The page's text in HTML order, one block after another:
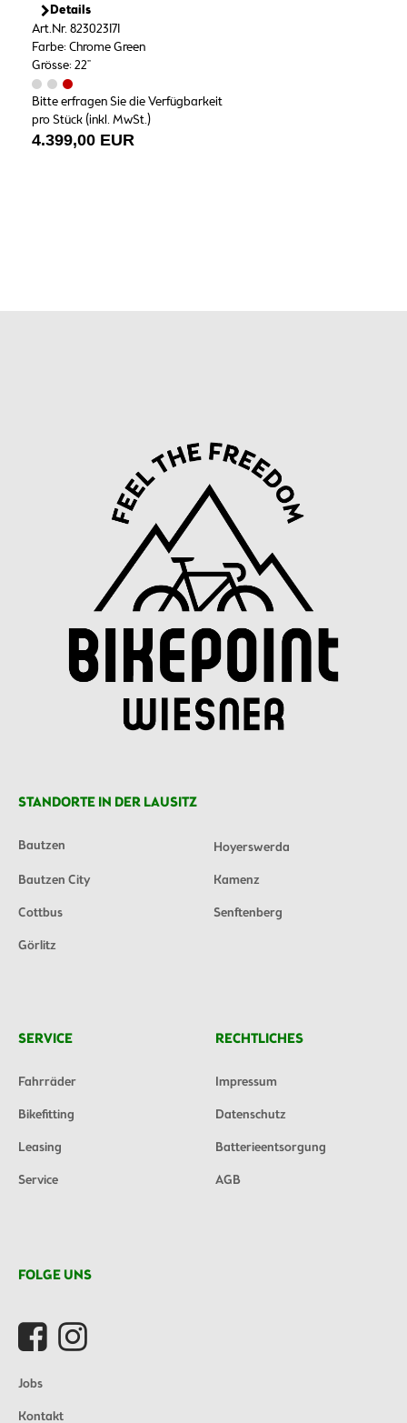
Details
Art.Nr. 823023171
Farbe: Chrome Green
Grösse: 22"
Bitte erfragen Sie die Verfügbarkeit
pro Stück (inkl. MwSt.)
4.399,00 EUR
STANDORTE IN DER LAUSITZ
Bautzen
Hoyerswerda
Bautzen City
Kamenz
Cottbus
Senftenberg
Görlitz
SERVICE
Fahrräder
Bikefitting
Leasing
Service
RECHTLICHES
Impressum
Datenschutz
Batterieentsorgung
AGB
FOLGE UNS
Jobs
Kontakt